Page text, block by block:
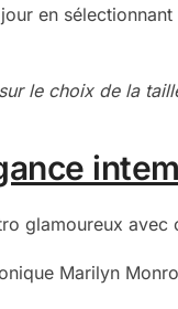
en sélectionnant
le choix de la
glamoureux avec
Marilyn